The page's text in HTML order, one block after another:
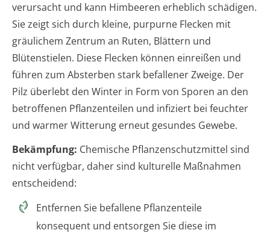
verursacht und kann Himbeeren erheblich schädigen.
Sie zeigt sich durch kleine, purpurne Flecken mit
gräulichem Zentrum an Ruten, Blättern und
Blütenstielen. Diese Flecken können einreißen und
führen zum Absterben stark befallener Zweige. Der
Pilz überlebt den Winter in Form von Sporen an den
betroffenen Pflanzenteilen und infiziert bei feuchter
und warmer Witterung erneut gesundes Gewebe.
Bekämpfung: Chemische Pflanzenschutzmittel sind
nicht verfügbar, daher sind kulturelle Maßnahmen
entscheidend:
Entfernen Sie befallene Pflanzenteile
konsequent und entsorgen Sie diese im